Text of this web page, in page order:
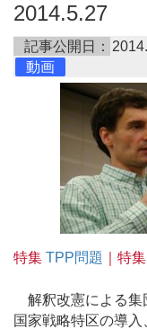
2014.5.27
記事公開日：
動画
特集 TPP問題 ｜特集
解釈改憲による集
国家戦略特区の導